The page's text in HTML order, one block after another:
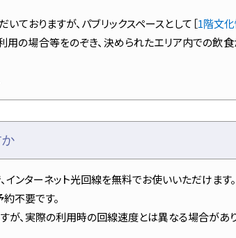
ておりますが、パブリックスペースとして［1階文
用の場合等をのぞき、決められたエリア内での飲
インターネット光回線を無料でお使いいただけます。
不要です。
、実際の利用時の回線速度とは異なる場合があり